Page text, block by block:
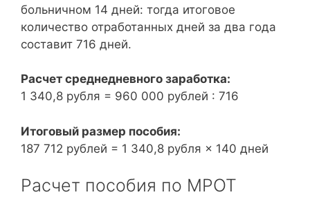
больничном 14 дней: тогда итоговое
количество отработанных дней за два года
составит 716 дней.
Расчет среднедневного заработка:
1 340,8 рубля = 960 000 рублей : 716
Итоговый размер пособия:
187 712 рублей = 1 340,8 рубля × 140 дней
Расчет пособия по МРОТ